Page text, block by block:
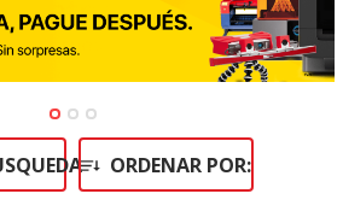
ORDENAR POR: